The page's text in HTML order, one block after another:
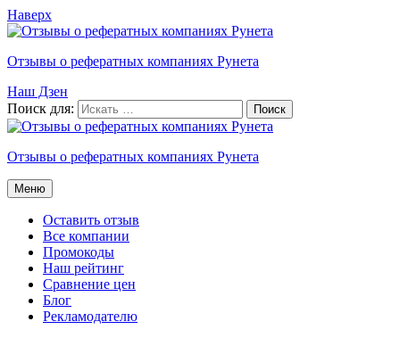
Наверх
Отзывы о рефератных компаниях Рунета
Наш Дзен
Поиск для:
Отзывы о рефератных компаниях Рунета
Меню
Оставить отзыв
Все компании
Промокоды
Наш рейтинг
Сравнение цен
Блог
Рекламодателю